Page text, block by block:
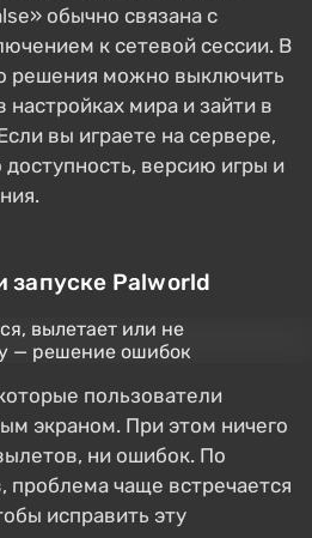
обычно связана с
к сетевой сессии. В
решения можно выключить
мира и зайти в
вы играете на сервере,
версию игры и
запуске Palworld
пользователи
экраном. При этом ничего
ни ошибок. По
проблема чаще встречается
исправить эту